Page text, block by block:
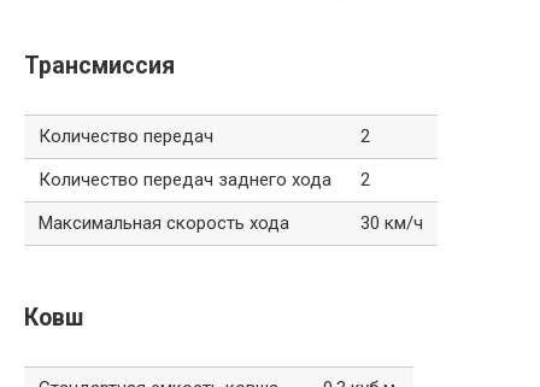
Трансмиссия
Количество передач
2
Количество передач заднего хода
2
Максимальная скорость хода
30 км/ч
Ковш